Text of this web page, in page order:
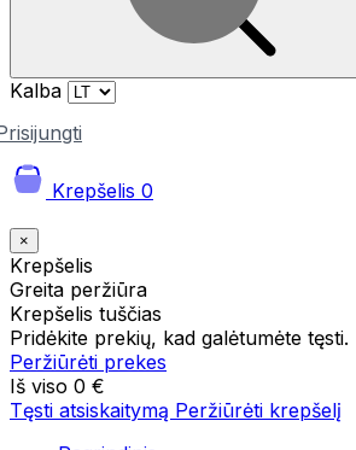
Kalba
Krepšelis 0
×
Krepšelis
Greita peržiūra
Krepšelis tuščias
Pridėkite prekių, kad galėtumėte tęsti.
Peržiūrėti prekes
Iš viso 0 €
Tęsti atsiskaitymą Peržiūrėti krepšelį